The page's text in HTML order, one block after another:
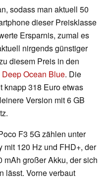
sodass man aktuell 50
dieser Preisklasse
Ersparnis, zumal es
nirgends günstiger
diesem Preis in den
Deep Ocean Blue. Die
knapp 318 Euro etwas
Version mit 6 GB
F3 5G zählen unter
120 Hz und FHD+, der
mAh großer Akku, der sich
lässt. Vorne verbaut